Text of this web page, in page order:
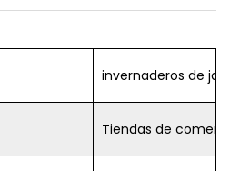
invernaderos de
Tiendas de